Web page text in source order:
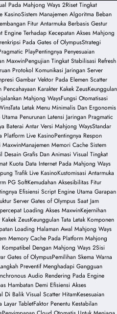
Pada Mahjong Ways 2Riset Tingkat
KasinoSistem Manajemen Algoritma Beban
Fitur Antarmuka Berbasis Gestur
Engine Terhadap Kecepatan Akses Mahjong
Pada Gates of OlympusStrategi
PlayPentingnya Penyesuaian
MaxwinPengujian Tingkat Stabilisasi Refresh
Protokol Komunikasi Jaringan Server
Gambar Vektor Pada Elemen Scatter
Karakter Kakek ZeusKeunggulan
Mahjong WaysFungsi Otomatisasi
Tata Letak Menu Minimalis Dan Ergonomis
Penurunan Latensi Jaringan Pragmatic
Baterai Antar Versi Mahjong WaysStandar
Platform Live KasinoPentingnya Respon
MaxwinManajemen Memori Cache Sistem
Desain Grafis Dan Animasi Visual Tingkat
Kuota Data Internet Pada Mahjong Ways
Trafik Live KasinoKustomisasi Antarmuka
PG SoftKemudahan Aksesibilitas Fitur
Efisiensi Script Engine Utama Garapan
Server Gates of Olympus Saat Jam
Loading Akses MaxwinKejernihan
ZeusKeunggulan Tata Letak Komponen
Loading Halaman Awal Mahjong Ways
Memory Cache Pada Platform Mahjong
Dengan Mahjong Ways 2Sisi
Gates of OlympusPemilihan Skema Warna
Preventif Menghadapi Gangguan
Audio Rendering Pada Engine
Hambatan Demi Efisiensi Akses
Di Balik Visual Scatter HitamKesesuaian
Layar TabletFaktor Penentu Kestabilan